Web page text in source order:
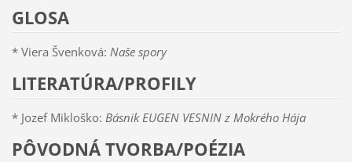
GLOSA
* Viera Švenková: Naše spory
LITERATÚRA/PROFILY
* Jozef Mikloško: Básnik EUGEN VESNIN z Mokrého Hája
PÔVODNÁ TVORBA/POÉZIA